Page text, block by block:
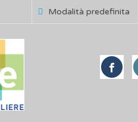
Modalità predefinita